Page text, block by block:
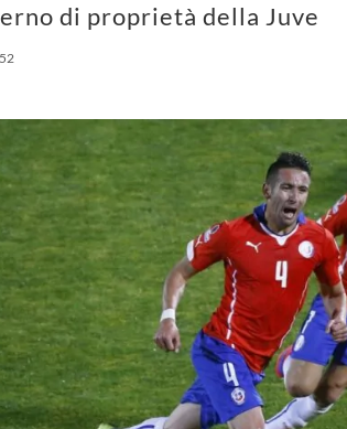
di proprietà della Juve